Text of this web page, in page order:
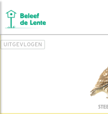
UITGEVLOGEN